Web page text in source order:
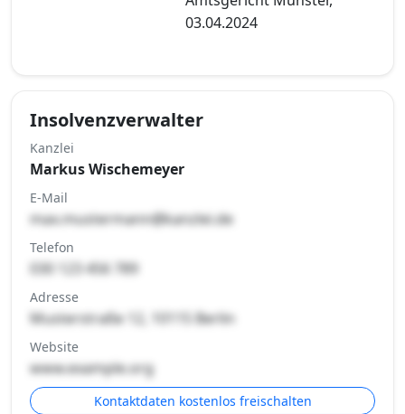
03.04.2024
Insolvenzverwalter
Kanzlei
Markus Wischemeyer
E-Mail
max.mustermann@kanzlei.de
Telefon
030 123 456 789
Adresse
Musterstraße 12, 10115 Berlin
Website
www.example.org
Kontaktdaten kostenlos freischalten